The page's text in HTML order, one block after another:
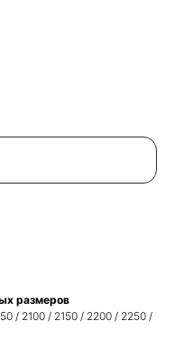
размеров
/ 2100 / 2150 / 2200 / 2250 /